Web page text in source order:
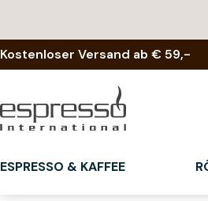
springen
Kostenloser Versand ab € 59,-
ESPRESSO & KAFFEE